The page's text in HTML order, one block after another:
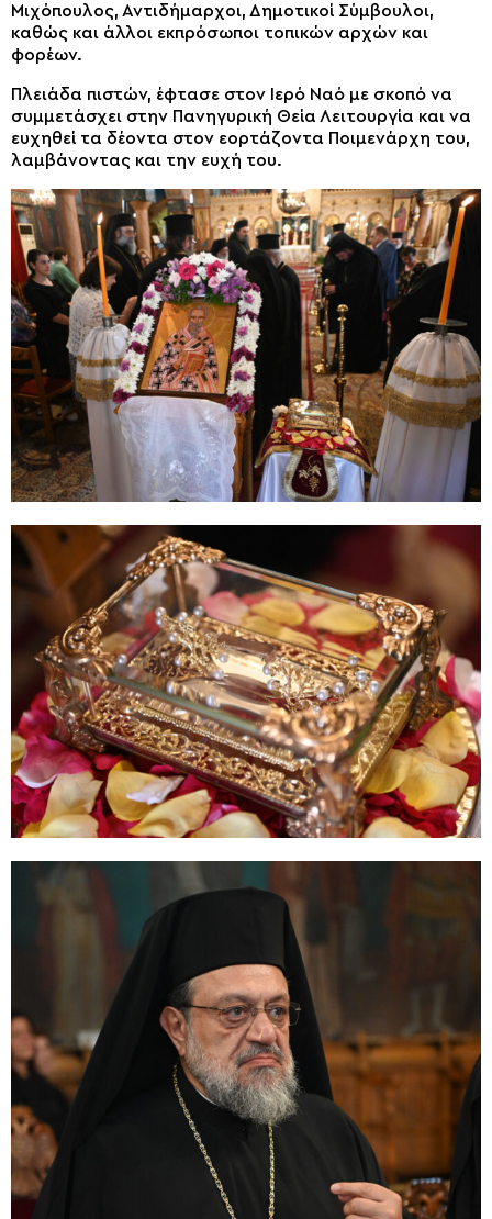
Μιχόπουλος, Αντιδήμαρχοι, Δημοτικοί Σύμβουλοι,
καθώς και άλλοι εκπρόσωποι τοπικών αρχών και
φορέων.
Πλειάδα πιστών, έφτασε στον Ιερό Ναό με σκοπό να
συμμετάσχει στην Πανηγυρική Θεία Λειτουργία και να
ευχηθεί τα δέοντα στον εορτάζοντα Ποιμενάρχη του,
λαμβάνοντας και την ευχή του.